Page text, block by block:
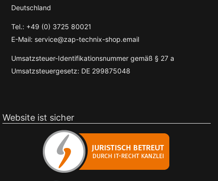
Deutschland
Tel.: +49 (0) 3725 80021
E-Mail: service@zap-technix-shop.email
Umsatzsteuer-Identifikationsnummer gemäß § 27 a
Umsatzsteuergesetz: DE 299875048
Website ist sicher